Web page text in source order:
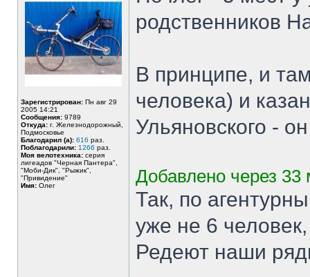
Зарегистрирован: Пн авг 29
2005 14:21
Сообщения: 9789
Откуда: г. Железнодорожный,
Подмосковье
Благодарил (а): 616 раз.
Поблагодарили: 1266 раз.
Моя велотехника: серия
лигеадов "Черная Пантера",
"Моби-Дик", "Рыжик",
"Привидение"
Имя: Олег
родственников
В принципе, и
человека) и
Ульяновского -
Добавлено через 33
Так, по
уже не 6
Редеют наши